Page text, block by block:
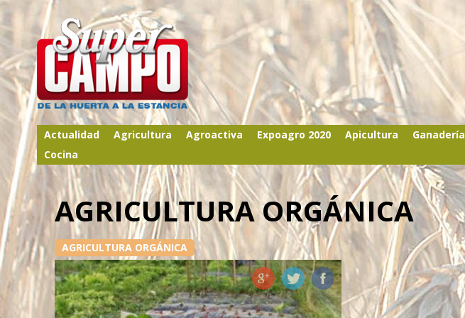
Actualidad Agricultura Agroactiva Expoagro 2020 Apicultura Ganadería
Cocina
AGRICULTURA ORGÁNICA
AGRICULTURA ORGÁNICA